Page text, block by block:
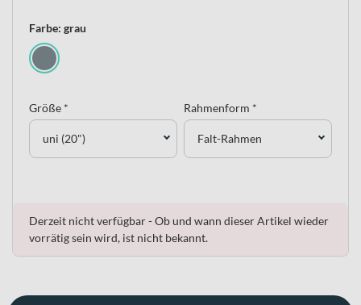
Farbe: grau
Größe *
uni (20")
Rahmenform *
Falt-Rahmen
Derzeit nicht verfügbar - Ob und wann dieser Artikel wieder
vorrätig sein wird, ist nicht bekannt.